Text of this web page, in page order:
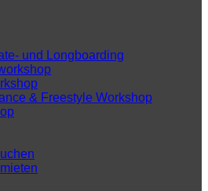
und Longboarding
& Freestyle Workshop